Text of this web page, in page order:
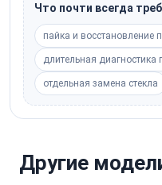
Что почти всегда
пайка и восстановление
длительная диагностика
отдельная замена стекла
Другие